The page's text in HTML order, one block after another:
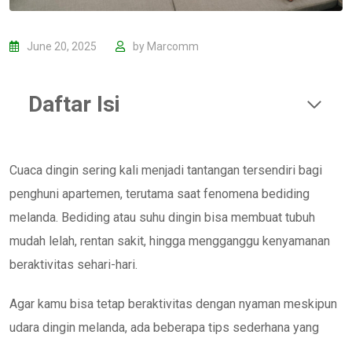
June 20, 2025 by Marcomm
Daftar Isi
Cuaca dingin sering kali menjadi tantangan tersendiri bagi
penghuni apartemen, terutama saat fenomena bediding
melanda. Bediding atau suhu dingin bisa membuat tubuh
mudah lelah, rentan sakit, hingga mengganggu kenyamanan
beraktivitas sehari-hari.
Agar kamu bisa tetap beraktivitas dengan nyaman meskipun
udara dingin melanda, ada beberapa tips sederhana yang